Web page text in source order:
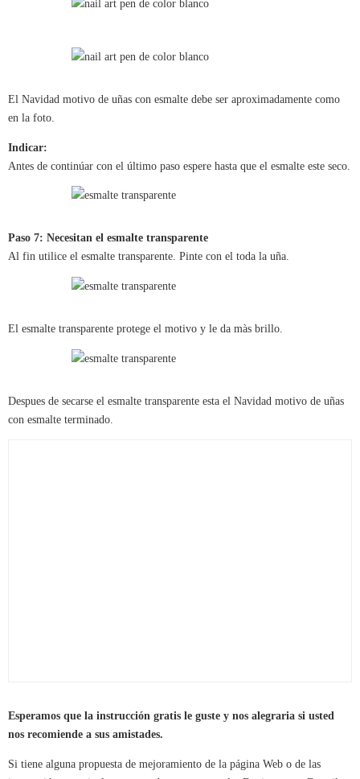
El Navidad motivo de uñas con esmalte debe ser aproximadamente como
en la foto.
Indicar:
Antes de continúar con el último paso espere hasta que el esmalte este seco.
Paso 7: Necesitan el esmalte transparente
Al fin utilice el esmalte transparente. Pinte con el toda la uña.
El esmalte transparente protege el motivo y le da màs brillo.
Despues de secarse el esmalte transparente esta el Navidad motivo de uñas
con esmalte terminado.
Esperamos que la instrucción gratis le guste y nos alegraria si usted
nos recomiende a sus amistades.
Si tiene alguna propuesta de mejoramiento de la página Web o de las